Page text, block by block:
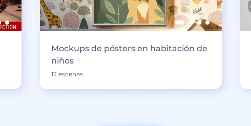
Mockups de pósters en habitación de
niños
12 escenas